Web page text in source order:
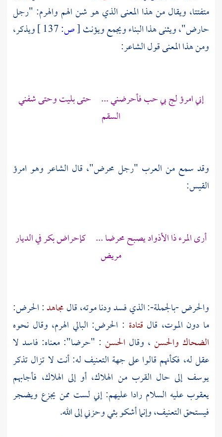
متفتتا، ويقال من هذا المعنى الذي هو شن الهم والهرم: "رجل
حارض"، ويثنى هذا البناء ويجمع ويؤنث[ص:
ويذكر،
ومن هذا المعنى قول الشاعر:
إني امرؤ لج بي حب فأحرضني ... حتى بليت وحتى شفني
السقم
وقد سمع من العرب "رجل محرض"، قال الشاعر وهو امرؤ
القيس:
أرى المرء ذا الأذواد يصبح محرضا ... كإحراض بكر في الديار
مريض
والحرض -بالجملة-: الذي فسد ودنا موته، قالمجاهد: الحرض:
ما دون الموت، قال قتادة : الحرض: البالي الهرم، وقال نحوه
الضحاك والحسن ، وقال الحسن : "حرضا": معناه: فاسد لا
عقل له، فكأنهم قالوا على جهة التعنيف له: أنت لا تزال تذكر
يوسفإلى حال القرب من الهلاك، أو إلى الهلاك، فأجابهم
يعقوبعليه السلام رادا عليهم: إني لست ممن يجزع ويضجر
فيستحق التعنيف، وإنما أشكو بثي وحزني إلى الله.